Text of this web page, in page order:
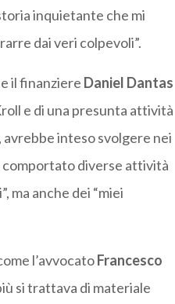
inquietante che mi
dai veri colpevoli”.
e il finanziere Daniel Dantas
e di una presunta attività
avrebbe inteso svolgere nei
comportato diverse attività
ma anche dei “miei
l’avvocatoFrancesco
si trattava di materiale